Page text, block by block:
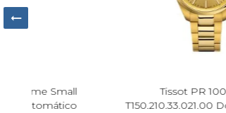
Tissot PR 100 Mujer
T150.210.33.021.00 Dorado 34 mm